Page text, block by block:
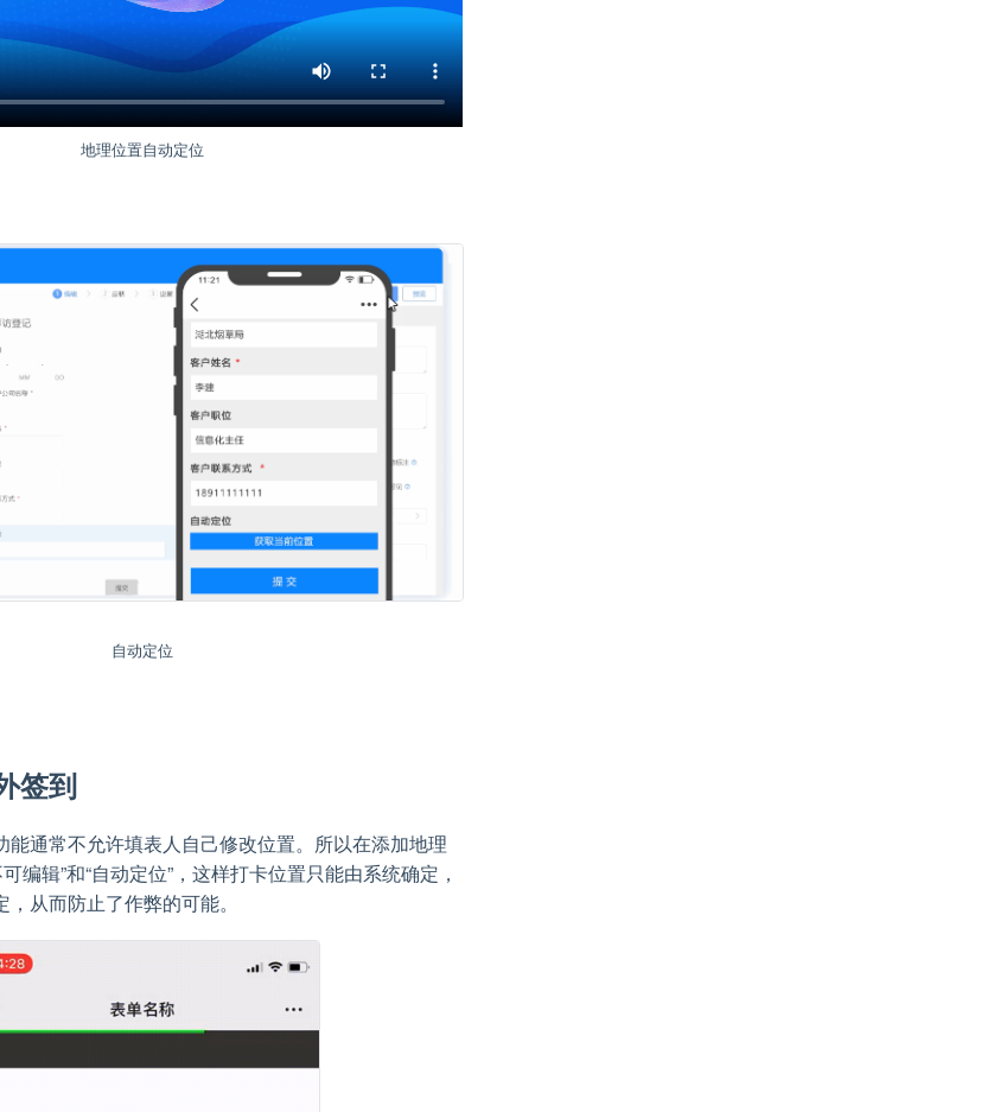
地理位置自动定位
自动定位
签到
能通常不允许填表人自己修改位置。所以在添加地理
编辑”和“自动定位”，这样打卡位置只能由系统确定，
从而防止了作弊的可能。